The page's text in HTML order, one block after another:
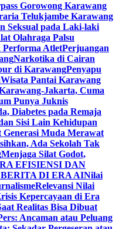
Gorowong Karawang
Telukjambe Karawang
Seksual pada Laki-laki
Olahraga Palsu
Performa AtletPerjuangan
Narkotika di Cairan
di KarawangPenyapu
Wisata Pantai Karawang
Jakarta, Cuma
Punya Juknis
Diabetes pada Remaja
Sisi Lain Kehidupan
Generasi Muda Merawat
Ada Sekolah Tak
Menjaga Silat Godot,
EFISIENSI DAN
DI ERA AINilai
Relevansi Nilai
Kepercayaan di Era
Realitas Bisa Dibuat
Ancaman atau Peluang